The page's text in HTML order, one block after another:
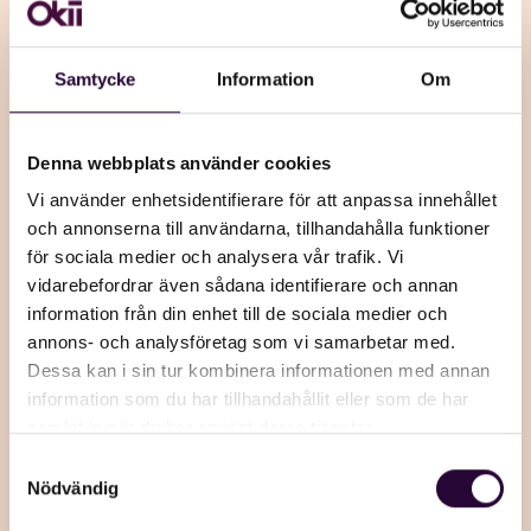
Samtycke Information Om
Denna webbplats använder cookies
Vi använder enhetsidentifierare för att anpassa innehållet
och annonserna till användarna, tillhandahålla funktioner
för sociala medier och analysera vår trafik. Vi
vidarebefordrar även sådana identifierare och annan
information från din enhet till de sociala medier och
annons- och analysföretag som vi samarbetar med.
Dessa kan i sin tur kombinera informationen med annan
information som du har tillhandahållit eller som de har
Nödvändig